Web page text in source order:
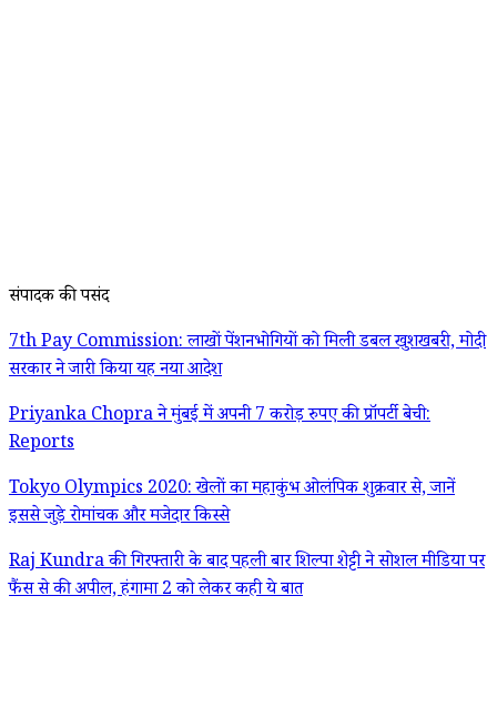
संपादक की पसंद
7th Pay Commission: लाखों पेंशनभोगियों को मिली डबल खुशखबरी, मोदी
सरकार ने जारी किया यह नया आदेश
Priyanka Chopra ने मुंबई में अपनी 7 करोड़ रुपए की प्रॉपर्टी बेची:
Reports
Tokyo Olympics 2020: खेलों का महाकुंभ ओलंपिक शुक्रवार से, जानें
इससे जुड़े रोमांचक और मजेदार किस्से
Raj Kundra की गिरफ्तारी के बाद पहली बार शिल्पा शेट्टी ने सोशल मीडिया पर
फैंस से की अपील, हंगामा 2 को लेकर कही ये बात